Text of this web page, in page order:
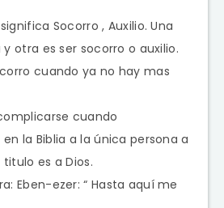
Socorro , Auxilio. Una
otra es ser socorro o auxilio.
cuando ya no hay mas
cuando
la Biblia a la única persona a
es a Dios.
Eben-ezer: “ Hasta aquí me